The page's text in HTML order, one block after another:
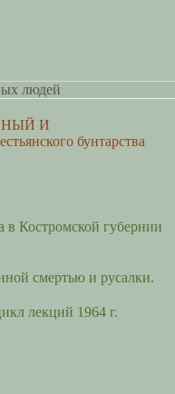
людей
И
бунтарства
в Костромской губернии
смертью и русалки.
лекций 1964 г.